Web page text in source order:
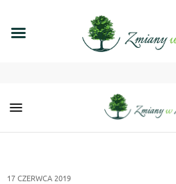
17 CZERWCA 2019